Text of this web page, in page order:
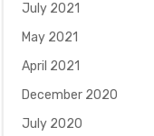
July 2021
May 2021
April 2021
December 2020
July 2020